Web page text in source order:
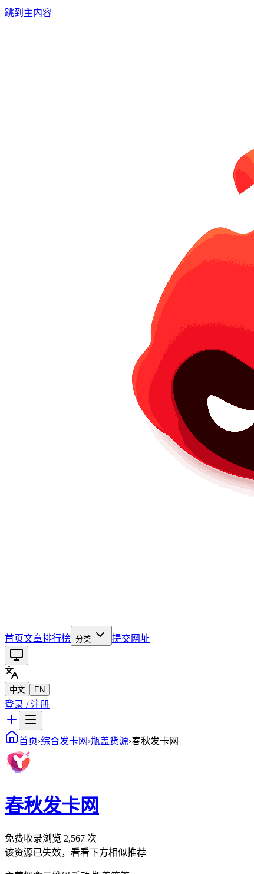
跳到主内容
首页文章排行榜 分类 提交网址
中文 EN
登录 / 注册
首页›综合发卡网 ›瓶盖货源›春秋发卡网
春秋发卡网
免费收录浏览 2,567 次
该资源已失效，看看下方相似推荐